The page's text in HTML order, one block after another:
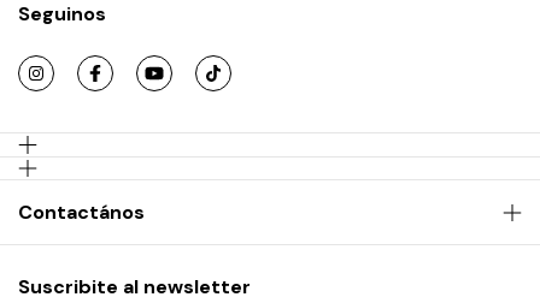
Seguinos
Contactános
Suscribite al newsletter